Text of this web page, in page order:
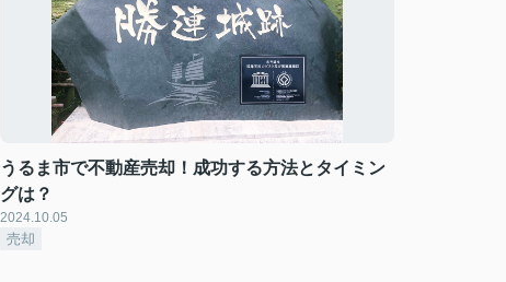
うるま市で不動産売却！成功する方法とタイミン
グは？
2024.10.05
売却